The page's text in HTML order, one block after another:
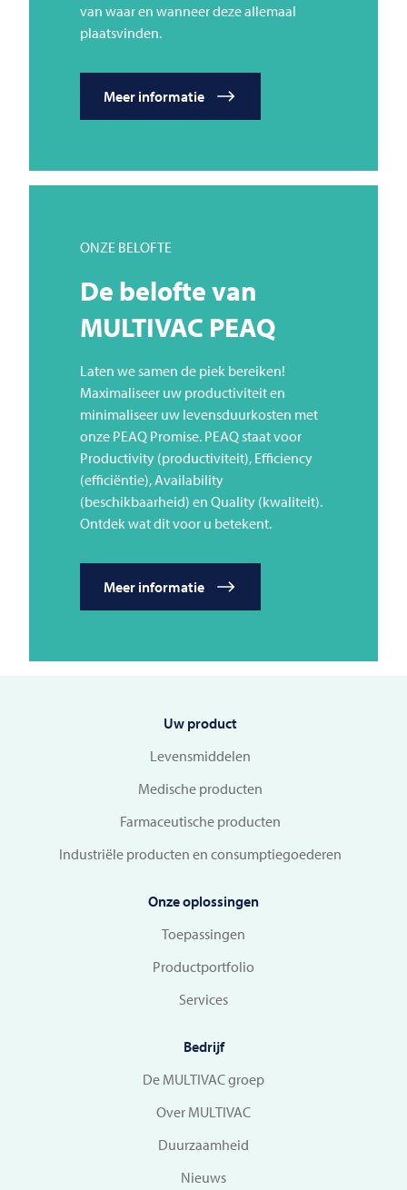
van waar en wanneer deze allemaal
plaatsvinden.
Meer informatie
ONZE BELOFTE
De belofte van
MULTIVAC PEAQ
Laten we samen de piek bereiken!
Maximaliseer uw productiviteit en
minimaliseer uw levensduurkosten met
onze PEAQ Promise. PEAQ staat voor
Productivity (productiviteit), Efficiency
(efficiëntie), Availability
(beschikbaarheid) en Quality (kwaliteit).
Ontdek wat dit voor u betekent.
Meer informatie
Uw product
Levensmiddelen
Medische producten
Farmaceutische producten
Industriële producten en consumptiegoederen
Onze oplossingen
Toepassingen
Productportfolio
Services
Bedrijf
De MULTIVAC groep
Over MULTIVAC
Duurzaamheid
Nieuws